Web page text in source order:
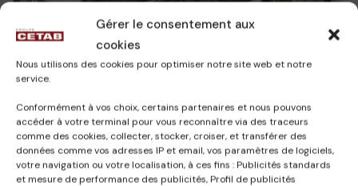
Gérer le consentement aux
cookies
Nous utilisons des cookies pour optimiser notre site web et notre
service.
Conformément à vos choix, certains partenaires et nous pouvons
accéder à votre terminal pour vous reconnaître via des traceurs
comme des cookies, collecter, stocker, croiser, et transférer des
données comme vos adresses IP et email, vos paramètres de logiciels,
votre navigation ou votre localisation, à ces fins : Publicités standards
et mesure de performance des publicités, Profil de publicités
Published in
MARCHE COUVERT
ANDERNOS-LES-BAINS
(33)